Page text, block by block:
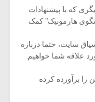
که با پیشنهادات
هارمونیک” کمک
سایت، حتما درباره
علاقه شما خواهیم
را برآورده کرده